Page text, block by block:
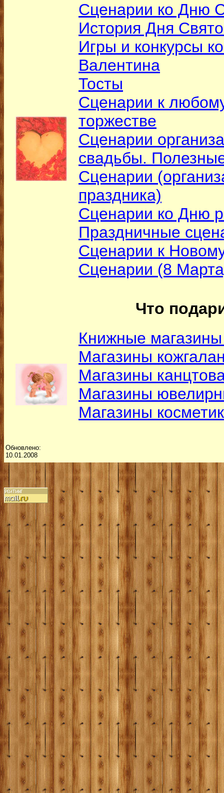
Сценарии ко Дню
История Дня
Игры и конкурсы
Валентина
Тосты
Сценарии к
торжестве
Сценарии
свадьбы.
Сценарии
праздника)
Сценарии ко Дню
Праздничные
Сценарии к
Сценарии (8
Что
Книжные
Магазины
Магазины
Магазины
Магазины
Обновлено:
10.01.2008